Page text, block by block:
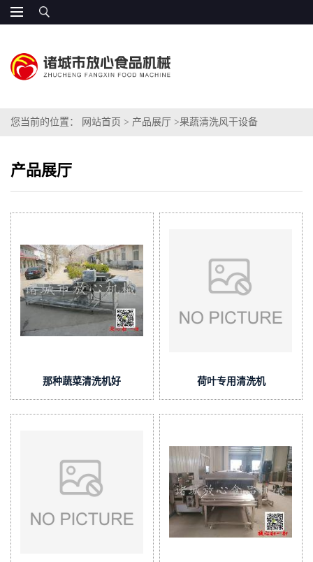
您当前的位置： 网站首页 > 产品展厅 >果蔬清洗风干设备
产品展厅
那种蔬菜清洗机好 荷叶专用清洗机